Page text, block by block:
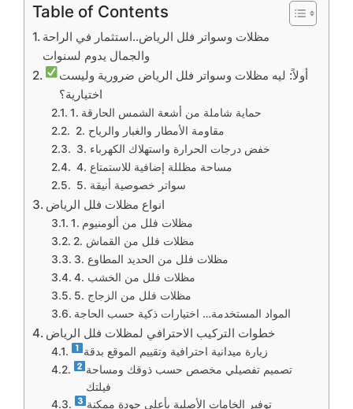
Table of Contents
مظلات وسواتر فلل الرياض..استثمار في الراحة
والجمال يدوم لسنوات
أولاً: ليه مظلات وسواتر فلل الرياض ضرورية وليست
اختيارية؟
1. حماية شاملة من أشعة الشمس الحارقة
2. مقاومة الأمطار والغبار والرياح
3. خفض درجات الحرارة واستهلاك الكهرباء
4. مساحة مظللة إضافية للاستمتاع
5. سواتر خصوصية أنيقة
انواع مظلات فلل الرياض
1. مظلات فلل من ألومنيوم
2. مظلات فلل من القماش
3. مظلات فلل من الحديد المطاوع
4. مظلات فلل من الخشب
5. مظلات فلل من الزجاج
المواد المستخدمة… اختيارات ذكية حسب الحاجة
خطوات التركيب الاحترافي لمظلات فلل الرياض
زيارة ميدانية احترافية وتقييم الموقع بدقة
تصميم تفصيلي مخصص حسب ذوقك ومساحة
فيلتك
توفير الخامات الأصلية بأعلى جودة ممكنة